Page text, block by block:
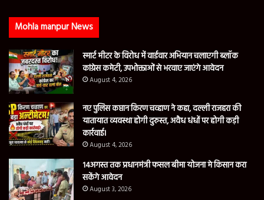
Mohla manpur News
स्मार्ट मीटर के विरोध में वार्डवार अभियान चलाएगी ब्लॉक
कांग्रेस कमेटी, उपभोक्ताओं से भरवाए जाएंगे आवेदन
August 4, 2026
नए पुलिस कप्तान किरण चव्हाण ने कहा, दल्ली राजहरा की
यातायात व्यवस्था होगी दुरुस्त, अवैध धंधों पर होगी कड़ी
कार्रवाई।
August 4, 2026
14अगस्त तक प्रधानमंत्री फसल बीमा योजना मे किसान करा
सकेंगे आवेदन
August 3, 2026